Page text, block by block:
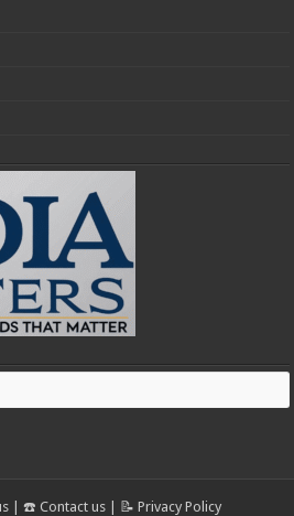
| ☎️ Contact us| 📝 Privacy Policy